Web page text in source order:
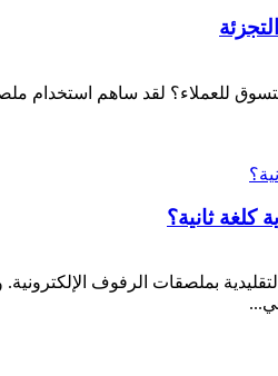
للعملاء؟ لقد ساهم استخدام
كلغة ثانية؟
بملصقات الرفوف